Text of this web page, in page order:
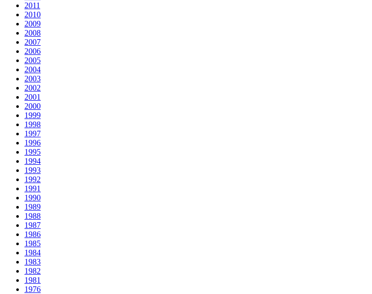
2011
2010
2009
2008
2007
2006
2005
2004
2003
2002
2001
2000
1999
1998
1997
1996
1995
1994
1993
1992
1991
1990
1989
1988
1987
1986
1985
1984
1983
1982
1981
1976